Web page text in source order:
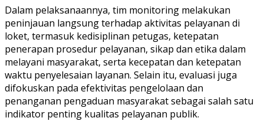
Dalam pelaksanaannya, tim monitoring melakukan
peninjauan langsung terhadap aktivitas pelayanan di
loket, termasuk kedisiplinan petugas, ketepatan
penerapan prosedur pelayanan, sikap dan etika dalam
melayani masyarakat, serta kecepatan dan ketepatan
waktu penyelesaian layanan. Selain itu, evaluasi juga
difokuskan pada efektivitas pengelolaan dan
penanganan pengaduan masyarakat sebagai salah satu
indikator penting kualitas pelayanan publik.